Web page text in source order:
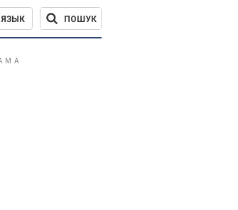
ЯЗЫК ПОШУК